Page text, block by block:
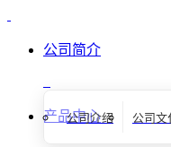
公司简介
公司介绍 公司文
产品中心